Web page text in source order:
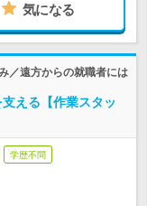
気になる
／遠方からの就職者には
える【作業スタッ
学歴不問